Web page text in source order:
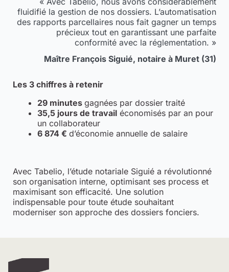
fluidifié la gestion de nos dossiers. L’automatisation
des rapports parcellaires nous fait gagner un temps
précieux tout en garantissant une parfaite
conformité avec la réglementation. »
Maître François Siguié, notaire à Muret (31)
Les 3 chiffres à retenir
29 minutes gagnées par dossier traité
35,5 jours de travailéconomisés par an pour
un collaborateur
6 874 € d’économie annuelle de salaire
Avec Tabelio, l’étude notariale Siguié a révolutionné
son organisation interne, optimisant ses process et
maximisant son efficacité. Une solution
indispensable pour toute étude souhaitant
moderniser son approche des dossiers fonciers.